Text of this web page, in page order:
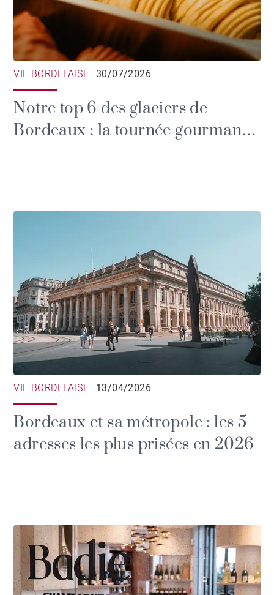
VIE BORDELAISE 30/07/2026
Notre top 6 des glaciers de
Bordeaux : la tournée gourmande
VIE BORDELAISE 13/04/2026
Bordeaux et sa métropole : les 5
adresses les plus prisées en 2026